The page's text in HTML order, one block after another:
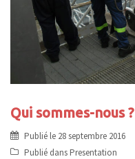
Qui sommes-nous ?
Publié le 28 septembre 2016
Publié dans Presentation